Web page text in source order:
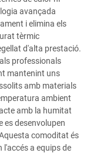
avançada
i elimina els
tèrmic
d'alta prestació.
professionals
mantenint uns
amb materials
ambient
amb la humitat
es desenvolupen
comoditat és
a equips de